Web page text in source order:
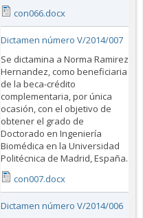
con066.docx
Dictamen número V/2014/007
Se dictamina a Norma Ramirez
Hernandez, como beneficiaria
de la beca-crédito
complementaria, por única
ocasión, con el objetivo de
obtener el grado de
Doctorado en Ingeniería
Biomédica en la Universidad
Politécnica de Madrid, España.
con007.docx
Dictamen número V/2014/006